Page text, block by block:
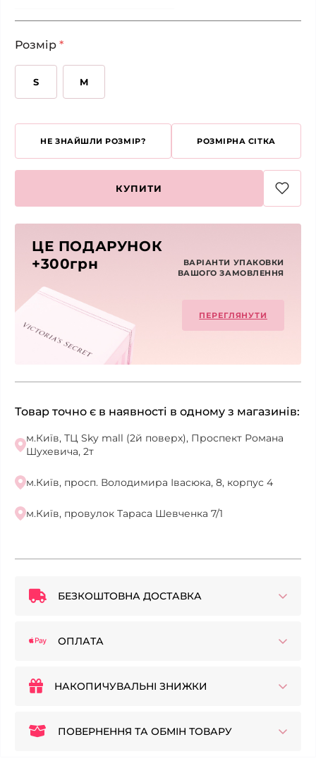
Розмір *
S M
НЕ ЗНАЙШЛИ РОЗМІР? РОЗМІРНА СІТКА
КУПИТИ
ЦЕ ПОДАРУНОК
+300грн
ВАРІАНТИ УПАКОВКИ
ВАШОГО ЗАМОВЛЕННЯ
ПЕРЕГЛЯНУТИ
Товар точно є в наявності в одному з магазинів:
м.Київ, ТЦ Sky mall (2й поверх), Проспект Романа
Шухевича, 2т
м.Київ, просп. Володимира Івасюка, 8, корпус 4
м.Київ, провулок Тараса Шевченка 7/1
БЕЗКОШТОВНА ДОСТАВКА
ОПЛАТА
НАКОПИЧУВАЛЬНІ ЗНИЖКИ
ПОВЕРНЕННЯ ТА ОБМІН ТОВАРУ